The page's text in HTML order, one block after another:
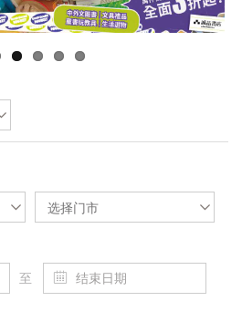
选择门市
至